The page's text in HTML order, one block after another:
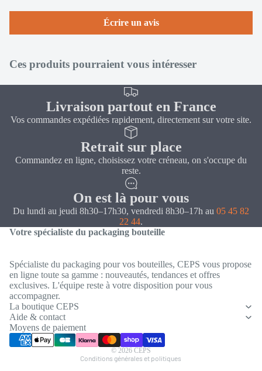
Écrire un avis
Ces produits pourraient vous intéresser
Livraison partout en France
Vos commandes expédiées rapidement, directement sur votre site.
Retrait sur place
Commandez en ligne, choisissez votre créneau, on s'occupe du
reste.
On est là pour vous
Du lundi au jeudi 8h30–17h30, vendredi 8h30–17h au 05 45 82
22 44.
Votre spécialiste du packaging bouteille
Spécialiste du packaging pour vos bouteilles, CEPS vous propose
en ligne toute sa gamme : nouveautés, tendances et offres
exclusives. L'équipe reste à votre disposition pour vous
accompagner.
La boutique CEPS
Aide & contact
Moyens de paiement
© 2026 CEPS
Conditions générales et politiques
Politique de confidentialité
Coordonnées
Conditions générales de vente
Mentions légales